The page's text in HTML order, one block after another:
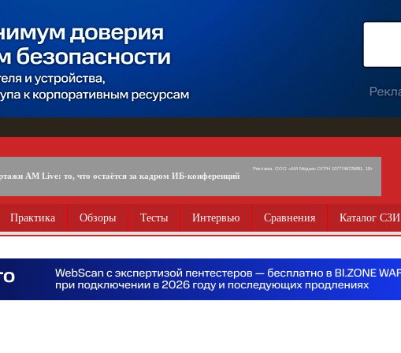
AM Live: то, что остаётся за кадром ИБ-конференций
Реклама. ООО «АМ Медиа» ОГРН 1077746725891, 18+
Практика Обзоры Тесты Интервью Сравнения Каталог СЗИ